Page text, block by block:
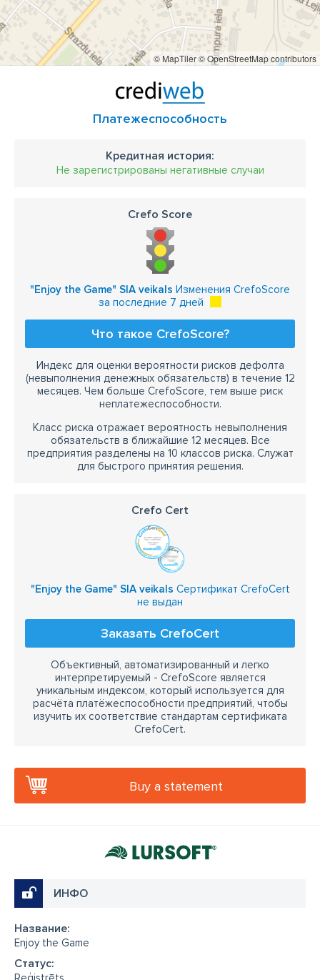
© MapTiler© OpenStreetMap contributors
Платежеспособность
Кредитная история:
Не зарегистрированы негативные случаи
Crefo Score
"Enjoy the Game" SIA veikals Изменения CrefoScore
за последние 7 дней
Что такое CrefoScore?
Индекс для оценки вероятности рисков дефолта
(невыполнения денежных обязательств) в течение 12
месяцев. Чем больше CrefoScore, тем выше риск
неплатежеспособности.
Класс риска отражает вероятность невыполнения
обязательств в ближайшие 12 месяцев. Все
предприятия разделены на 10 классов риска. Служат
для быстрого принятия решения.
Crefo Cert
"Enjoy the Game" SIA veikals Сертификат CrefoCert
не выдан
Заказать CrefoCert
Объективный, автоматизированный и легко
интерпретируемый - CrefoScore является
уникальным индексом, который используется для
расчёта платёжеспособности предприятий, чтобы
изучить их соответствие стандартам сертификата
CrefoCert.
Buy a statement
ИНФО
Название:
Enjoy the Game
Cтатус: